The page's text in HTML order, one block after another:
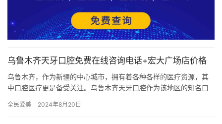
乌鲁木齐天牙口腔免费在线咨询电话+宏大广场店价格
乌鲁木齐，作为新疆的中心城市，拥有着各种各样的医疗资源，其
中口腔医疗更是备受关注。乌鲁木齐天牙口腔作为该地区的知名口
线咨询…
全民爱美 2024年8月20日